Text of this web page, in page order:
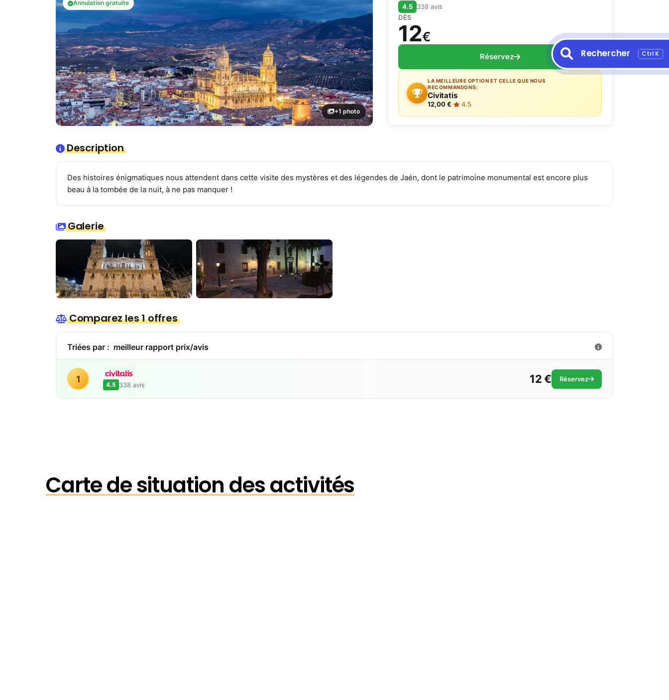
Annulation gratuite
+1 photo
4.5 338 avis
DÈS
12€
Réservez
LA MEILLEURE OPTION ET CELLE QUE NOUS
RECOMMANDONS:
Civitatis
12,00 €· 4.5
Description
Des histoires énigmatiques nous attendent dans cette visite des mystères et des légendes de Jaén, dont le patrimoine monumental est encore plus
beau à la tombée de la nuit, à ne pas manquer !
Galerie
Comparez les 1 offres
Triées par : meilleur rapport prix/avis
1
4.5 338 avis 12 € Réservez
Carte de situation des activités
Rechercher Ctrl K